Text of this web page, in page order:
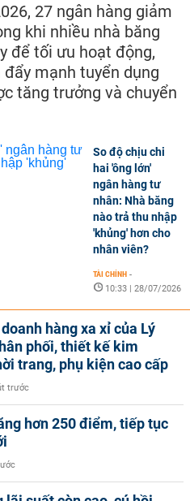
27 ngân hàng giảm
khi nhiều nhà băng
để tối ưu hoạt động,
mạnh tuyển dụng
tăng trưởng và chuyển
So độ chịu chi
hai 'ông lớn'
ngân hàng tư
nhân: Nhà băng
nào trả thu nhập
'khủng' hơn cho
nhân viên?
TÀI CHÍNH -
10:33 | 28/07/2026
hàng xa xỉ của Lý
phối, thiết kế kim
trang, phụ kiện cao cấp
trước
hơn 250 điểm, tiếp tục